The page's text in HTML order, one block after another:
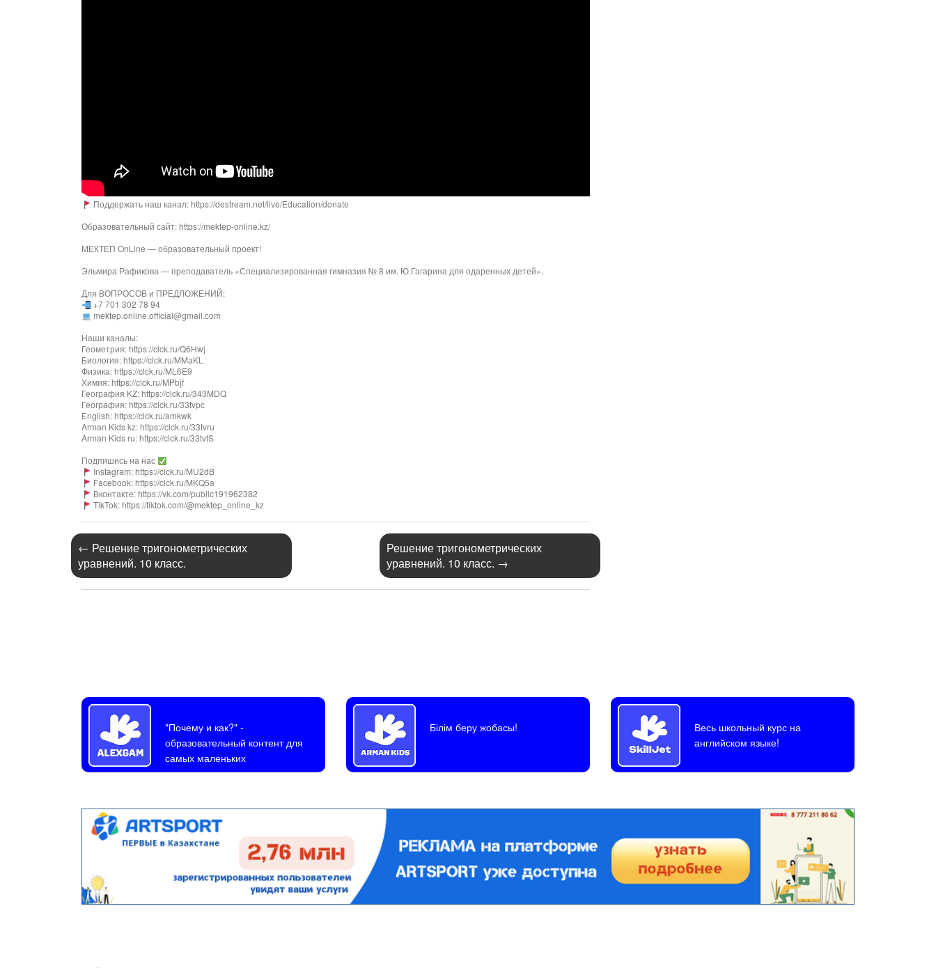
Поддержать наш канал: https://destream.net/live/Education/donate
Образовательный сайт: https://mektep-online.kz/
МЕКТЕП OnLine — образовательный проект!
Эльмира Рафикова — преподаватель «Специализированная гимназия № 8 им. Ю.Гагарина для одаренных детей».
Для ВОПРОСОВ и ПРЕДЛОЖЕНИЙ:
+7 701 302 78 94
mektep.online.official@gmail.com
Наши каналы:
Геометрия: https://clck.ru/Q6Hwj
Биология: https://clck.ru/MMaKL
Физика: https://clck.ru/ML6E9
Химия: https://clck.ru/MPbjf
География KZ: https://clck.ru/343MDQ
География: https://clck.ru/33tvpc
English: https://clck.ru/amkwk
Arman Kids kz: https://clck.ru/33tvru
Arman Kids ru: https://clck.ru/33tvtS
Подпишись на нас
Instagram: https://clck.ru/MU2dB
Facebook: https://clck.ru/MKQ5a
Вконтакте: https://vk.com/public191962382
TikTok: https://tiktok.com/@mektep_online_kz
← Решение тригонометрических
уравнений. 10 класс.
Решение тригонометрических
уравнений. 10 класс. →
"Почему и как?"-
образовательный контент для
самых маленьких
Білім беру жобасы!
Весь школьный курс на
английском языке!